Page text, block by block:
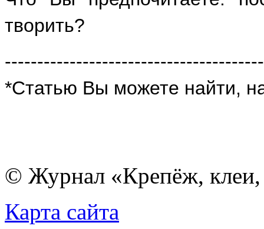
творить?
*Статью Вы можете найти,
© Журнал «Крепёж, клеи,
Карта сайта